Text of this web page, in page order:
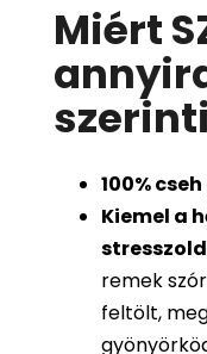
Miért
100%
Kiemel a
remek
feltölt,